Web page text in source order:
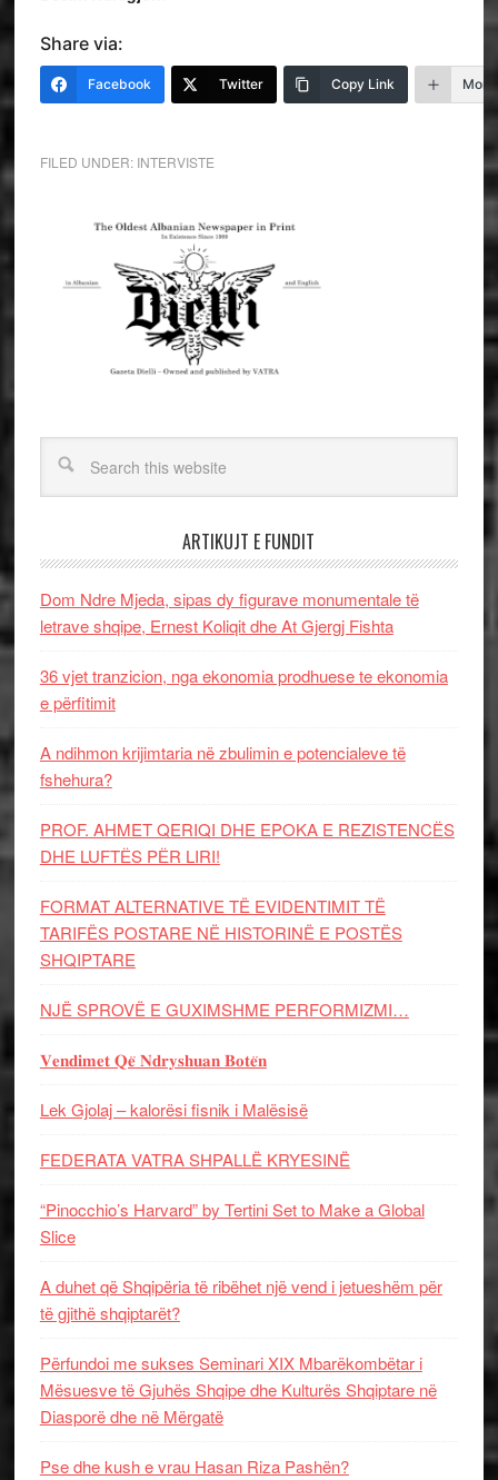
Share via:
Facebook Twitter Copy Link More
FILED UNDER: INTERVISTE
ARTIKUJT E FUNDIT
Dom Ndre Mjeda, sipas dy figurave monumentale të
letrave shqipe, Ernest Koliqit dhe At Gjergj Fishta
36 vjet tranzicion, nga ekonomia prodhuese te ekonomia
e përfitimit
A ndihmon krijimtaria në zbulimin e potencialeve të
fshehura?
PROF. AHMET QERIQI DHE EPOKA E REZISTENCЁS
DHE LUFTЁS PЁR LIRI!
FORMAT ALTERNATIVE TË EVIDENTIMIT TË
TARIFËS POSTARE NË HISTORINË E POSTËS
SHQIPTARE
NJË SPROVË E GUXIMSHME PERFORMIZMI…
𝐕𝐞𝐧𝐝𝐢𝐦𝐞𝐭 𝐐𝐞̈ 𝐍𝐝𝐫𝐲𝐬𝐡𝐮𝐚𝐧 𝐁𝐨𝐭𝐞̈𝐧
Lek Gjolaj – kalorësi fisnik i Malësisë
FEDERATA VATRA SHPALLË KRYESINË
“Pinocchio’s Harvard” by Tertini Set to Make a Global
Slice
A duhet që Shqipëria të ribëhet një vend i jetueshëm për
të gjithë shqiptarët?
Përfundoi me sukses Seminari XIX Mbarëkombëtar i
Mësuesve të Gjuhës Shqipe dhe Kulturës Shqiptare në
Diasporë dhe në Mërgatë
Pse dhe kush e vrau Hasan Riza Pashën?